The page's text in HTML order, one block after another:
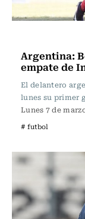
Argentina:
empate de
El delantero
lunes su primer
Lunes 7 de
# futbol